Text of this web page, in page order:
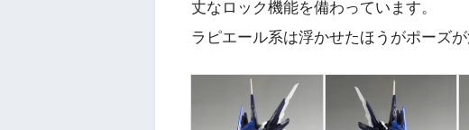
丈なロック機能を備わっています。
ラピエール系は浮かせたほうがポーズ